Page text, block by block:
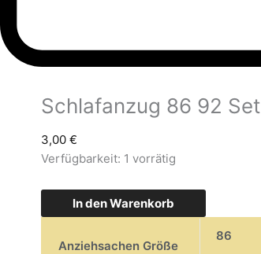
Schlafanzug 86 92 Set
3,00 €
Verfügbarkeit: 1 vorrätig
In den Warenkorb
Anziehsachen Größe
86